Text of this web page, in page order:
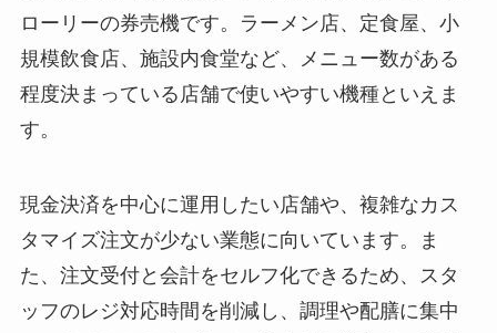
ローリーの券売機です。ラーメン店、定食屋、小
規模飲食店、施設内食堂など、メニュー数がある
程度決まっている店舗で使いやすい機種といえま
す。
現金決済を中心に運用したい店舗や、複雑なカス
タマイズ注文が少ない業態に向いています。ま
た、注文受付と会計をセルフ化できるため、スタ
ッフのレジ対応時間を削減し、調理や配膳に集中